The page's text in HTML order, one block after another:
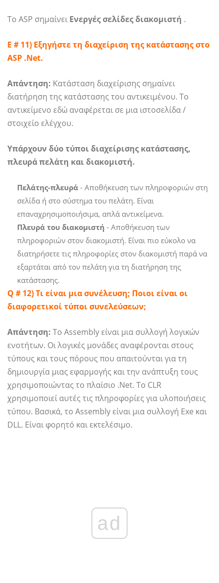
Το ASP σημαίνει Ενεργές σελίδες διακομιστή .
Ε # 11) Εξηγήστε τη διαχείριση της κατάστασης στο
ASP .Net.
Απάντηση: Κατάσταση διαχείρισης σημαίνει
διατήρηση της κατάστασης του αντικειμένου. Το
αντικείμενο εδώ αναφέρεται σε μια ιστοσελίδα /
στοιχείο ελέγχου.
Υπάρχουν δύο τύποι διαχείρισης κατάστασης,
πλευρά πελάτη και διακομιστή.
Πελάτης-πλευρά - Αποθήκευση των πληροφοριών στη
σελίδα ή στο σύστημα του πελάτη. Είναι
επαναχρησιμοποιήσιμα, απλά αντικείμενα.
Πλευρά του διακομιστή - Αποθήκευση των
πληροφοριών στον διακομιστή. Είναι πιο εύκολο να
διατηρήσετε τις πληροφορίες στον διακομιστή παρά να
εξαρτάται από τον πελάτη για τη διατήρηση της
κατάστασης.
Q # 12) Τι είναι μια συνέλευση; Ποιοι είναι οι
διαφορετικοί τύποι συνελεύσεων;
Απάντηση: Το Assembly είναι μια συλλογή λογικών
ενοτήτων. Οι λογικές μονάδες αναφέρονται στους
τύπους και τους πόρους που απαιτούνται για τη
δημιουργία μιας εφαρμογής και την ανάπτυξη τους
χρησιμοποιώντας το πλαίσιο .Net. Το CLR
χρησιμοποιεί αυτές τις πληροφορίες για υλοποιήσεις
τύπου. Βασικά, το Assembly είναι μια συλλογή Exe και
DLL. Είναι φορητό και εκτελέσιμο.
ad